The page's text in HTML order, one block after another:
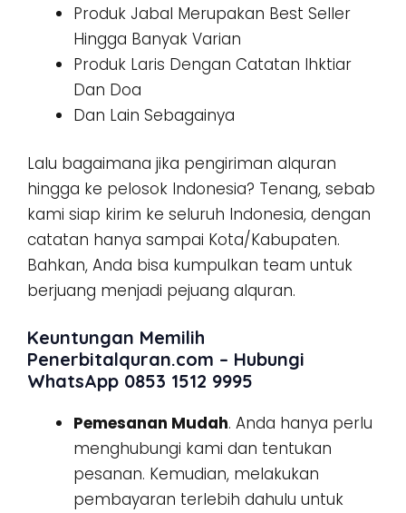
Produk Jabal Merupakan Best Seller
Hingga Banyak Varian
Produk Laris Dengan Catatan Ihktiar
Dan Doa
Dan Lain Sebagainya
Lalu bagaimana jika pengiriman alquran
hingga ke pelosok Indonesia? Tenang, sebab
kami siap kirim ke seluruh Indonesia, dengan
catatan hanya sampai Kota/Kabupaten.
Bahkan, Anda bisa kumpulkan team untuk
berjuang menjadi pejuang alquran.
Keuntungan Memilih
Penerbitalquran.com – Hubungi
WhatsApp 0853 1512 9995
Pemesanan Mudah. Anda hanya perlu
menghubungi kami dan tentukan
pesanan. Kemudian, melakukan
pembayaran terlebih dahulu untuk